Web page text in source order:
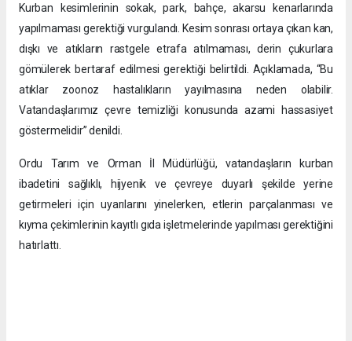
Kurban kesimlerinin sokak, park, bahçe, akarsu kenarlarında
yapılmaması gerektiği vurgulandı. Kesim sonrası ortaya çıkan kan,
dışkı ve atıkların rastgele etrafa atılmaması, derin çukurlara
gömülerek bertaraf edilmesi gerektiği belirtildi. Açıklamada, “Bu
atıklar zoonoz hastalıkların yayılmasına neden olabilir.
Vatandaşlarımız çevre temizliği konusunda azami hassasiyet
göstermelidir” denildi.
Ordu Tarım ve Orman İl Müdürlüğü, vatandaşların kurban
ibadetini sağlıklı, hijyenik ve çevreye duyarlı şekilde yerine
getirmeleri için uyarılarını yinelerken, etlerin parçalanması ve
kıyma çekimlerinin kayıtlı gıda işletmelerinde yapılması gerektiğini
hatırlattı.